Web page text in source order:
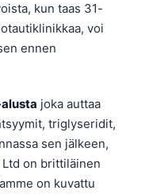
kun taas 31-
voi
ennen
joka auttaa
triglyseridit,
sen jälkeen,
on brittiläinen
on kuvattu